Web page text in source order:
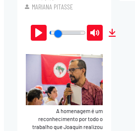
MARIANA PITASSE
Play Mute
A homenagem é um
reconhecimento por todo o
trabalho que Joaquín realizou